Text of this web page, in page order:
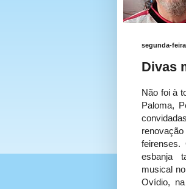
segunda-
Divas
Não foi à
Paloma,
feirenses.
esbanja
musical
Ovídio,